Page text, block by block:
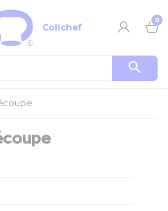
Colichef
0
search